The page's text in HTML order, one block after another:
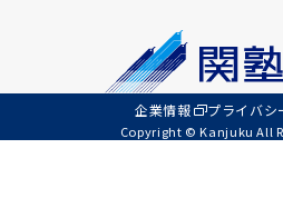
企業情報 プライバシ
Copyright © Kanjuku All